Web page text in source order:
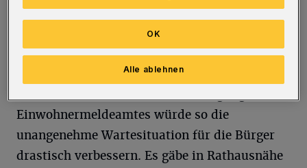
beispielsweise ein Tausch mit
Verwaltungseinheiten im Rathaus. Die
ehemaligen Ladenlokale mit ebenerdigem
Zugang am Westflügel des Gebäudes könnten
Einwohnermeldeamtes würde so die
unangenehme Wartesituation für die Bürger
drastisch verbessern. Es gäbe in Rathausnähe
Alle ablehnen
OK